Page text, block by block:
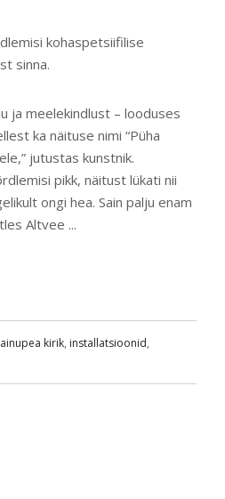
kohaspetsiifilise
sinna.
ja meelekindlust – looduses
ka näituse nimi “Püha
jutustas kunstnik.
pikk, näitust lükati nii
ongi hea. Sain palju enam
Altvee ...
kirik, installatsioonid,